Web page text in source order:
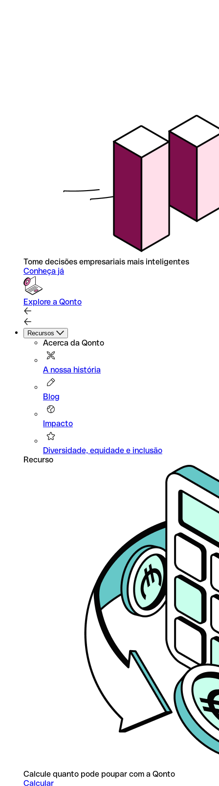
Tome decisões empresariais mais inteligentes
Conheça já
Explore a Qonto
Recursos
Acerca da Qonto
A nossa história
Blog
Impacto
Diversidade, equidade e inclusão
Recurso
Calcule quanto pode poupar com a Qonto
Calcular